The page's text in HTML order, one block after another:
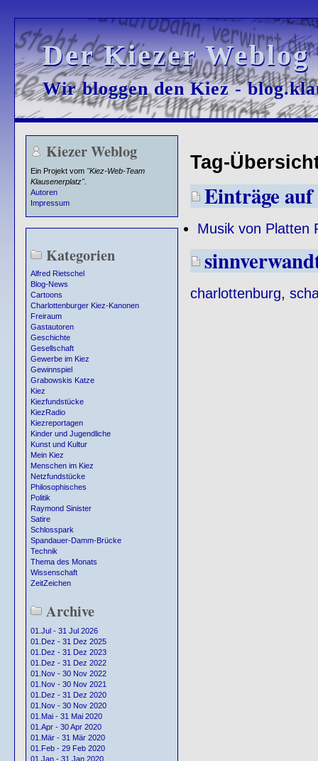
Der Kiezer
Der Kiezer
Wir bloggen den Kiez -
Wir bloggen den Kiez -
Kiezer Weblog
Ein Projekt vom "Kiez-Web-Team
Klausenerplatz".
Autoren
Impressum
Kategorien
Alfred Rietschel
Blog-News
Cartoons
Charlottenburger Kiez-Kanonen
Freiraum
Gastautoren
Geschichte
Gesellschaft
Gewerbe im Kiez
Gewinnspiel
Grabowskis Katze
Kiez
Kiezfundstücke
KiezRadio
Kiezreportagen
Kinder und Jugendliche
Kunst und Kultur
Mein Kiez
Menschen im Kiez
Netzfundstücke
Philosophisches
Politik
Raymond Sinister
Satire
Schlosspark
Spandauer-Damm-Brücke
Technik
Thema des Monats
Wissenschaft
ZeitZeichen
Archive
01.Jul - 31 Jul 2026
01.Dez - 31 Dez 2025
01.Dez - 31 Dez 2023
01.Dez - 31 Dez 2022
01.Nov - 30 Nov 2022
01.Nov - 30 Nov 2021
01.Dez - 31 Dez 2020
01.Nov - 30 Nov 2020
01.Mai - 31 Mai 2020
01.Apr - 30 Apr 2020
01.Mär - 31 Mär 2020
01.Feb - 29 Feb 2020
01.Jan - 31 Jan 2020
Tag-
Einträge
Musik von Platten
charlottenburg,